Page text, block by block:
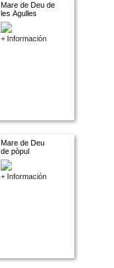
Mare de Deu de
les Agulles
+ Información
Mare de Deu
de pòpul
+ Información